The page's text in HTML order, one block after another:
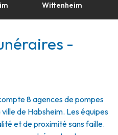
Wittenheim
-
8 agences de pompes
de Habsheim. Les équipes
et de proximité sans faille.